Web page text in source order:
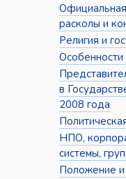
расколы и
Религия и
Особенности
в
2008 года
НПО,
системы,
Положение